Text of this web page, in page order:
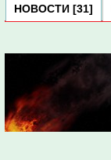
НОВОСТИ [31]